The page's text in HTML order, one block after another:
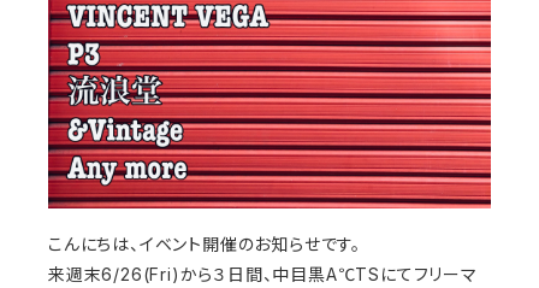
こんにちは、イベント開催のお知らせです。
来週末6/26(Fri)から３日間、中目黒A℃TSにてフリーマ